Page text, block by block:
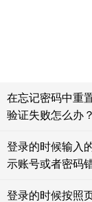
在忘记密码中重
验证失败怎么办？
登录的时候输入
示账号或者密码
登录的时候按照